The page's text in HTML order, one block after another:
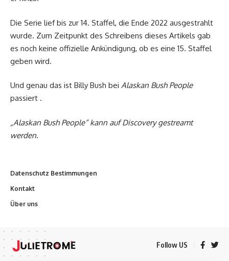
Die Serie lief bis zur 14. Staffel, die Ende 2022 ausgestrahlt
wurde. Zum Zeitpunkt des Schreibens dieses Artikels gab
es noch keine offizielle Ankündigung, ob es eine 15. Staffel
geben wird.
Und genau das ist Billy Bush bei Alaskan Bush People
passiert .
„Alaskan Bush People“ kann auf Discovery gestreamt
werden.
Datenschutz Bestimmungen
Kontakt
Über uns
Follow US